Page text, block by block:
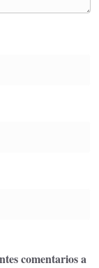
comentarios a